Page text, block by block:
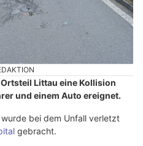
Littau eine Kollision
und einem Auto ereignet.
bei dem Unfall verletzt
gebracht.